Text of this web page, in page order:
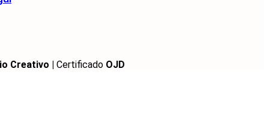
Creativo | Certificado OJD